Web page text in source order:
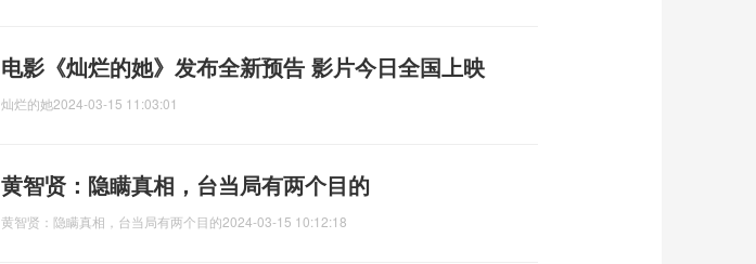
电影《灿烂的她》发布全新预告 影片今日全国上映
灿烂的她2024-03-15 11:03:01
黄智贤：隐瞒真相，台当局有两个目的
黄智贤：隐瞒真相，台当局有两个目的2024-03-15 10:12:18